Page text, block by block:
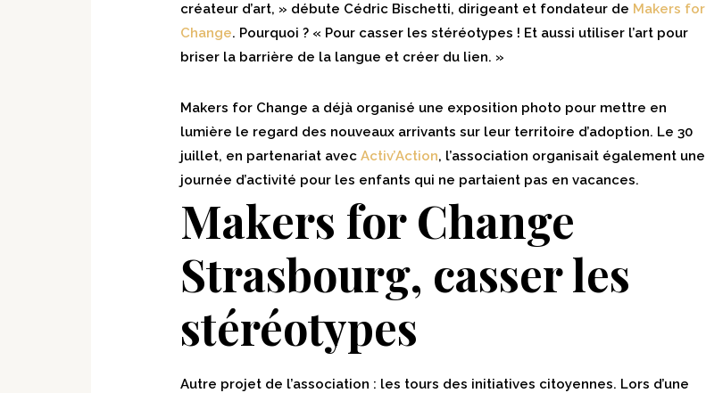
créateur d’art, » débute Cédric Bischetti, dirigeant et fondateur de Makers for
Change. Pourquoi ? « Pour casser les stéréotypes ! Et aussi utiliser l’art pour
briser la barrière de la langue et créer du lien. »
Makers for Change a déjà organisé une exposition photo pour mettre en
lumière le regard des nouveaux arrivants sur leur territoire d’adoption. Le 30
juillet, en partenariat avecActiv’Action, l’association organisait également une
journée d’activité pour les enfants qui ne partaient pas en vacances.
Makers for Change
Strasbourg, casser les
stéréotypes
Autre projet de l’association : les tours des initiatives citoyennes. Lors d’une